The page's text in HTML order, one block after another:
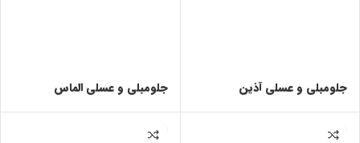
جلومبلی و عسلی آذین جلومبلی و عسلی الماس